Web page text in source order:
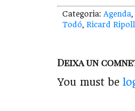
Categoria: Agenda,
Todó, Ricard Ripoll
Deixa un
You must be